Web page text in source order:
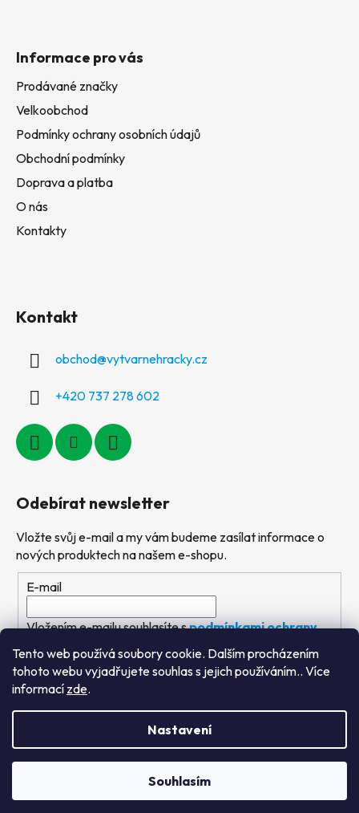
Tento web používá soubory cookie. Dalším procházením
tohoto webu vyjadřujete souhlas s jejich používáním.. Více
informací zde.
Nastavení
Souhlasím
Informace pro vás
Prodávané značky
Velkoobchod
Podmínky ochrany osobních údajů
Obchodní podmínky
Doprava a platba
O nás
Kontakty
Kontakt
obchod@vytvarnehracky.cz
+420 737 278 602
Odebírat newsletter
Vložte svůj e-mail a my vám budeme zasílat informace o
nových produktech na našem e-shopu.
E-mail
Vložením e-mailu souhlasíte spodmínkami ochrany
osobních údajů
PŘIHLÁSIT SE
Výtvarné hračky
vyhrazena.